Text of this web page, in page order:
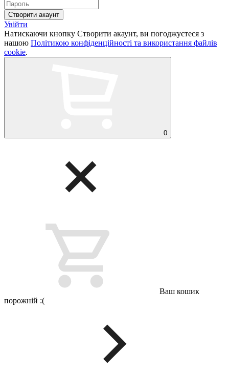
Увійти
Натискаючи кнопку Створити акаунт, ви погоджуєтеся з
нашою Політикою конфіденційності та використання файлів
cookie.
0
Ваш кошик
порожній :(